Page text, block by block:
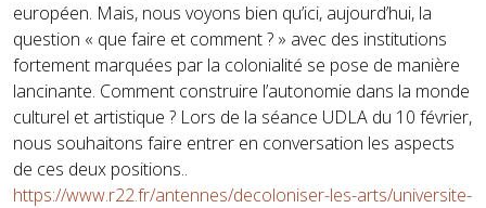
européen. Mais, nous voyons bien qu’ici, aujourd’hui, la
question « que faire et comment ? » avec des institutions
fortement marquées par la colonialité se pose de manière
lancinante. Comment construire l’autonomie dans la monde
culturel et artistique ? Lors de la séance UDLA du 10 février,
nous souhaitons faire entrer en conversation les aspects
de ces deux positions..
https://www.r22.fr/antennes/decoloniser-les-arts/universite-